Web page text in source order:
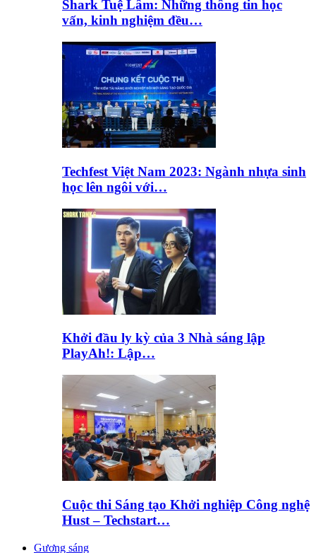
Shark Tuệ Lâm: Những thông tin học
vấn, kinh nghiệm đều…
Techfest Việt Nam 2023: Ngành nhựa sinh
học lên ngôi với…
Khởi đầu ly kỳ của 3 Nhà sáng lập
PlayAh!: Lập…
Cuộc thi Sáng tạo Khởi nghiệp Công nghệ
Hust – Techstart…
Gương sáng